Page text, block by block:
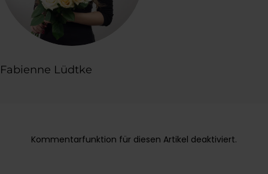
Fabienne Lüdtke
Kommentarfunktion für diesen Artikel deaktiviert.